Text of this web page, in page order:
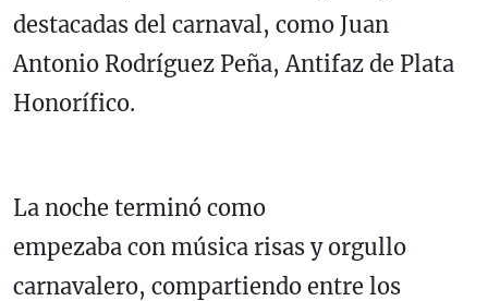
destacadas del carnaval, como Juan
Antonio Rodríguez Peña, Antifaz de Plata
Honorífico.
La noche terminó como
empezaba con música risas y orgullo
carnavalero, compartiendo entre los